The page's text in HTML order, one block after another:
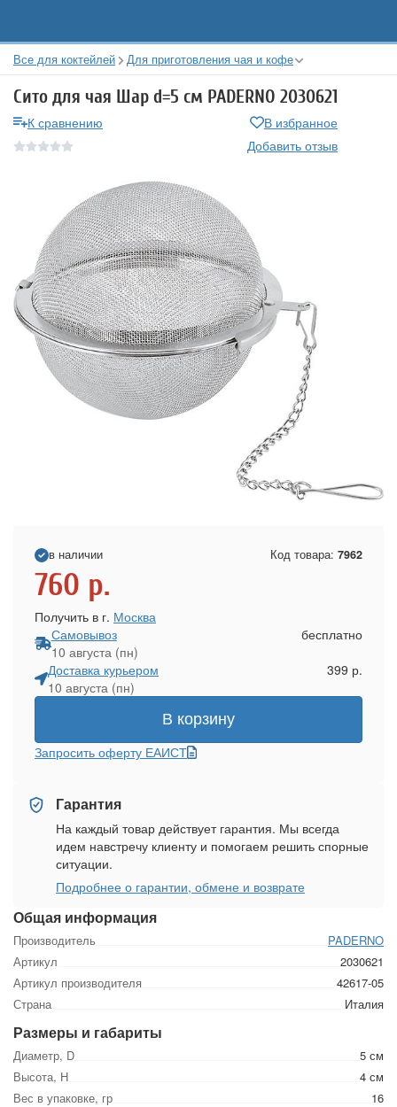
Все для коктейлей Для приготовления чая и кофе
Сито для чая Шар d=5 см PADERNO 2030621
К сравнению
В избранное
Добавить отзыв
Общая информация
Производитель
PADERNO
Артикул
2030621
Артикул производителя
42617-05
Страна
Италия
Размеры и габариты
Диаметр, D
5 см
Высота, Н
4 см
Вес в упаковке, гр
16
в наличии Код товара: 7962
760 р.
Получить в г. Москва
Самовывоз
10 августа (пн)
бесплатно
Доставка курьером
10 августа (пн)
399 р.
В корзину
Запросить оферту ЕАИСТ
Гарантия
На каждый товар действует гарантия. Мы всегда
идем навстречу клиенту и помогаем решить спорные
ситуации.
Подробнее о гарантии, обмене и возврате